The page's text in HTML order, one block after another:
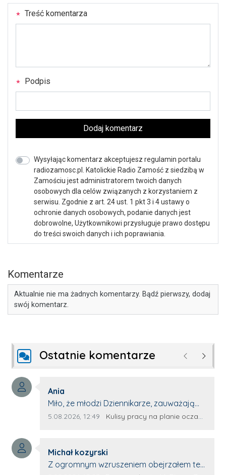
Treść komentarza
Podpis
Dodaj komentarz
Wysyłając komentarz akceptujesz regulamin portalu
radiozamosc.pl. Katolickie Radio Zamość z siedzibą w
Zamościu jest administratorem twoich danych
osobowych dla celów związanych z korzystaniem z
serwisu. Zgodnie z art. 24 ust. 1 pkt 3 i 4 ustawy o
ochronie danych osobowych, podanie danych jest
dobrowolne, Użytkownikowi przysługuje prawo dostępu
do treści swoich danych i ich poprawiania.
Komentarze
Aktualnie nie ma żadnych komentarzy. Bądź pierwszy, dodaj
swój komentarz.
Ostatnie komentarze Poprzednie
Autor komentarza:
Ania
Treść komentarza:
Miło, że młodzi Dziennikarze, zauważają
młode talenty, które dopiero wkraczają
z nim wywiad, który przeprowadzi Pan
Artur.
Data dodania komentarza:
5.08.2026, 12:49 Źródło komentarza:
Kulisy pracy na planie oczami młodego filmowca
Autor komentarza:
Michał kozyrski
Treść komentarza:
Z ogromnym wzruszeniem obejrzałem ten